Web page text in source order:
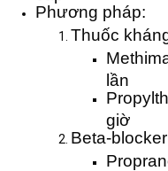
Phương pháp:
Thuốc
lần
giờ
Beta-